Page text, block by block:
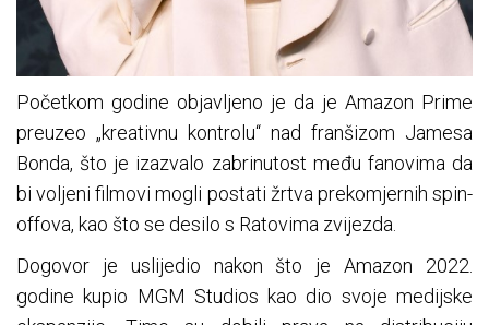
Početkom godine objavljeno je da je Amazon Prime
preuzeo „kreativnu kontrolu“ nad franšizom Jamesa
Bonda, što je izazvalo zabrinutost među fanovima da
bi voljeni filmovi mogli postati žrtva prekomjernih spin-
offova, kao što se desilo s Ratovima zvijezda.
Dogovor je uslijedio nakon što je Amazon 2022.
godine kupio MGM Studios kao dio svoje medijske